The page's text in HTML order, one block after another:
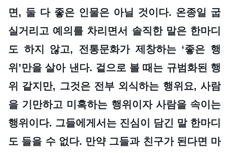
면, 둘 다 좋은 인물은 아닐 것이다. 온종일 굽
실거리고 예의를 차리면서 솔직한 말은 한마디
도 하지 않고, 전통문화가 제창하는 ‘좋은 행
위’만을 살아 낸다. 겉으로 볼 때는 규범화된 행
위 같지만, 그것은 전부 외식하는 행위요, 사람
을 기만하고 미혹하는 행위이자 사람을 속이는
행위이다. 그들에게서는 진심이 담긴 말 한마디
도 들을 수 없다. 만약 그들과 친구가 된다면 마